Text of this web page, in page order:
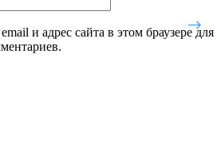
и адрес сайта в этом браузере для